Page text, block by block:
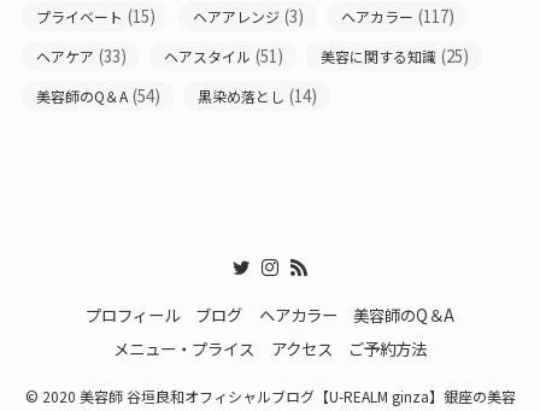
プライベート (15) ヘアアレンジ (3) ヘアカラー (117)
ヘアケア (33) ヘアスタイル (51) 美容に関する知識 (25)
美容師のQ＆A (54) 黒染め落とし (14)
プロフィール ブログ ヘアカラー
美容師のQ＆A
メニュー・プライス
アクセス ご予約方法
© 2020 美容師 谷垣良和オフィシャルブログ【U-REALM ginza】銀座の美容